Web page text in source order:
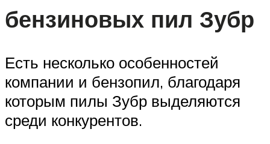
бензиновых пил Зубр
Есть несколько особенностей
компании и бензопил, благодаря
которым пилы Зубр выделяются
среди конкурентов.